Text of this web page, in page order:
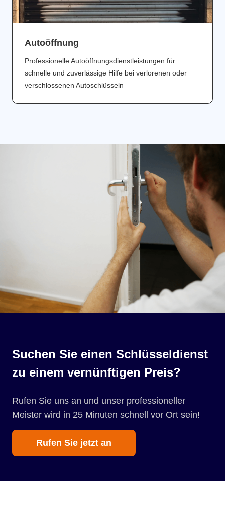
Аutoöffnung
Professionelle Autoöffnungsdienstleistungen für
schnelle und zuverlässige Hilfe bei verlorenen oder
verschlossenen Autoschlüsseln
Suchen Sie einen Schlüsseldienst
zu einem vernünftigen Preis?
Rufen Sie uns an und unser professioneller
Meister wird in 25 Minuten schnell vor Ort sein!
Rufen Sie jetzt an